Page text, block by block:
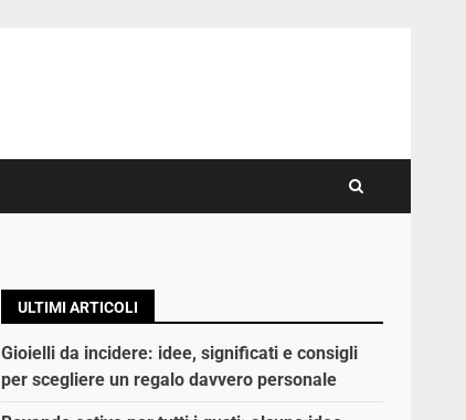
ULTIMI ARTICOLI
Gioielli da incidere: idee, significati e consigli
per scegliere un regalo davvero personale